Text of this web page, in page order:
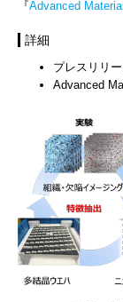
『Advanced
詳細
プレスリリ
Advanced